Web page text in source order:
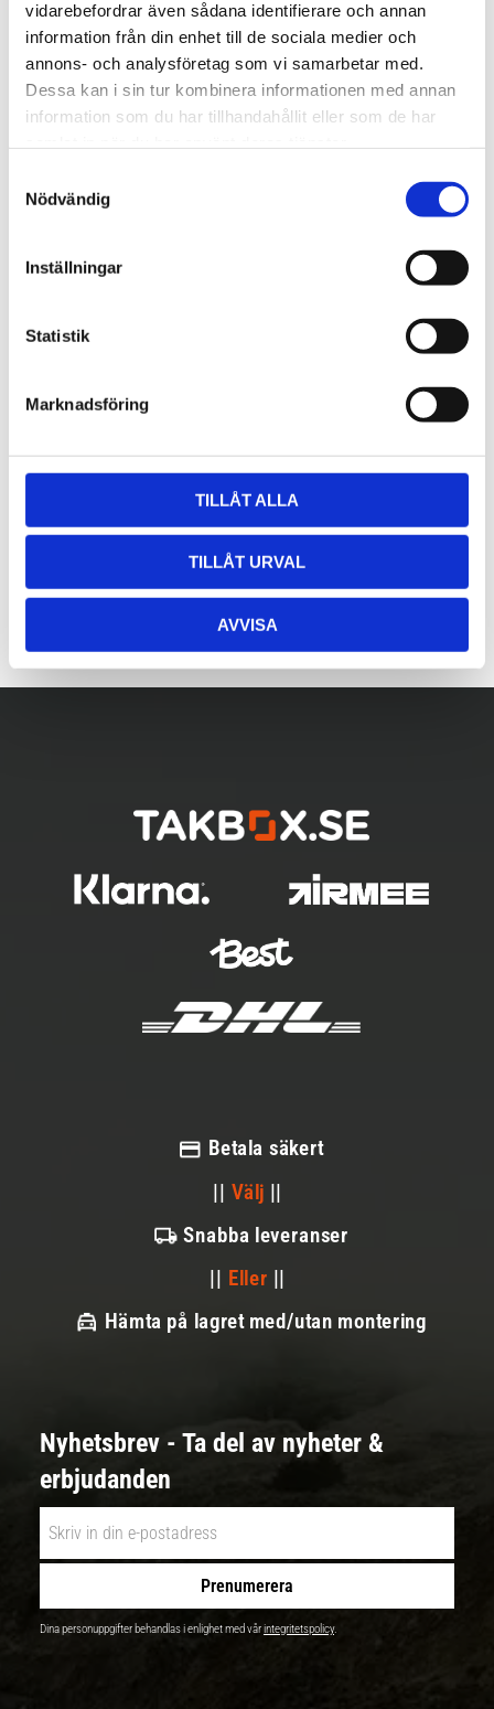
vidarebefordrar även sådana identifierare och annan
information från din enhet till de sociala medier och
annons- och analysföretag som vi samarbetar med.
Dessa kan i sin tur kombinera informationen med annan
information som du har tillhandahållit eller som de har
Nödvändig
Inställningar
Statistik
Marknadsföring
TILLÅT ALLA
TILLÅT URVAL
AVVISA
Lättmonterad
takräcken, för fordon utan
befintliga fästpunkter för
fabriksmonterade räcken.
1 795 kr
kr
Lättmonterad
Edge-takräcken, för
fordon utan befintliga
eller fabriksmonterade
räcken.
2 525kr
2 635
Betala säkert
|| Välj ||
Snabba leveranser
|| Eller ||
Hämta på lagret med/utan montering
Nyhetsbrev - Ta del av nyheter &
erbjudanden
Prenumerera
Dina personuppgifter behandlas i enlighet med vårintegritetspolicy.